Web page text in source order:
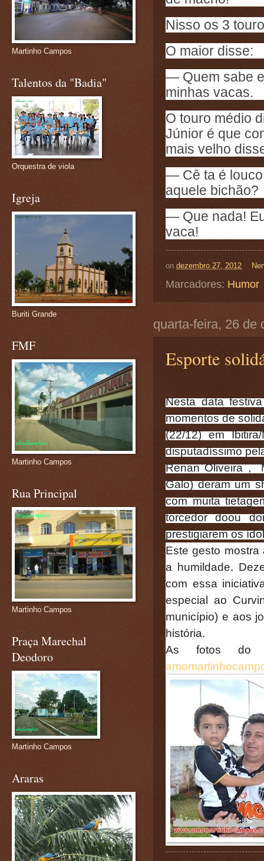
Nisso os 3
O maior disse:
— Quem sabe
minhas vacas.
O touro médio
Júnior é que
mais velho
— Cê ta é
aquele bichão?
— Que nada!
vaca!
on dezembro 27, 2012
Marcadores: Humor
quarta-feira, 26 de
Esporte
Nesta data
momentos de
(22/12) em
disputadíssimo
Renan Oliveira ,
Galo) deram um
com muita
torcedor doou
prestigiarem os
Este gesto mostra
a humildade.
com essa
especial ao
município) e aos
história.
As fotos do
Martinho Campos
Talentos da "Badia"
Orquestra de viola
Igreja
Buriti Grande
FMF
Martinho Campos
Rua Principal
Martinho Campos
Praça Marechal
Deodoro
Martinho Campos
Araras